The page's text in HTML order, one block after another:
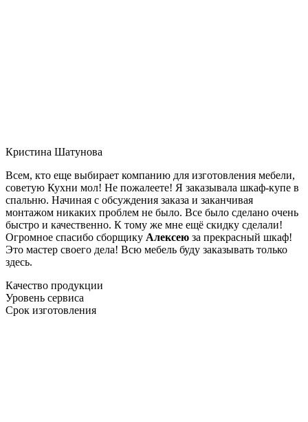
Кристина Шатунова
Всем, кто еще выбирает компанию для изготовления мебели,
советую Кухни мол! Не пожалеете! Я заказывала шкаф-купе в
спальню. Начиная с обсуждения заказа и заканчивая
монтажом никаких проблем не было. Все было сделано очень
быстро и качественно. К тому же мне ещё скидку сделали!
Огромное спасибо сборщику Алексею за прекрасный шкаф!
Это мастер своего дела! Всю мебель буду заказывать только
здесь.
Качество продукции
Уровень сервиса
Срок изготовления